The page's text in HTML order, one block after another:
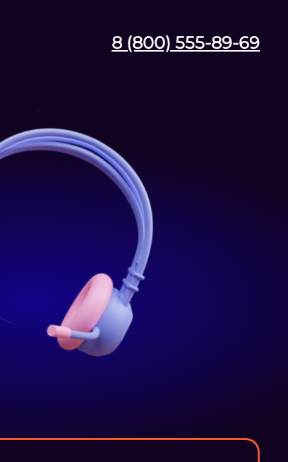
8 (800) 555-89-69